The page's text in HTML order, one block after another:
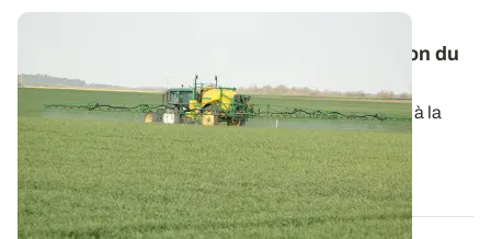
Désherbage des céréales : le mode d'action du
produit dicte les conditions d'application
L'efficacité des produits de contact est très sensible à la
qualité de la pulvérisation...
20 MARS 2014